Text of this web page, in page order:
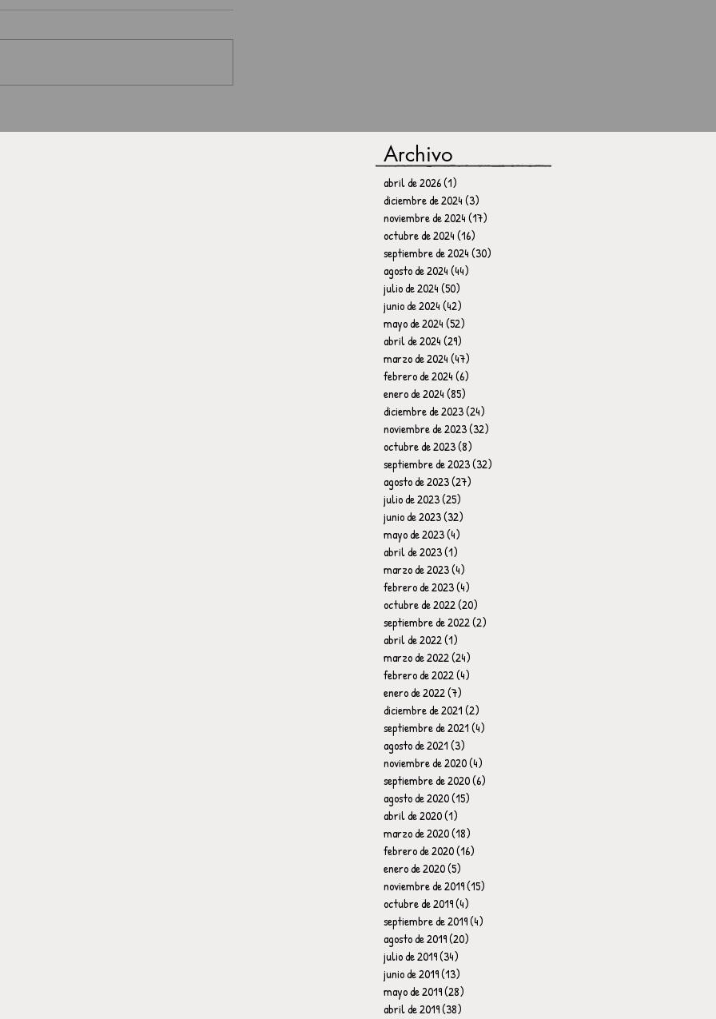
Archivo
abril de 2026(1)
diciembre de 2024(3)
noviembre de 2024(17)
octubre de 2024(16)
septiembre de 2024(30)
agosto de 2024(44)
julio de 2024(50)
junio de 2024(42)
mayo de 2024(52)
abril de 2024(29)
marzo de 2024(47)
febrero de 2024(6)
enero de 2024(85)
diciembre de 2023(24)
noviembre de 2023(32)
octubre de 2023(8)
septiembre de 2023(32)
agosto de 2023(27)
julio de 2023(25)
junio de 2023(32)
mayo de 2023(4)
abril de 2023(1)
marzo de 2023(4)
febrero de 2023(4)
octubre de 2022(20)
septiembre de 2022(2)
abril de 2022(1)
marzo de 2022(24)
febrero de 2022(4)
enero de 2022(7)
diciembre de 2021(2)
septiembre de 2021(4)
agosto de 2021(3)
noviembre de 2020(4)
septiembre de 2020(6)
agosto de 2020(15)
abril de 2020(1)
marzo de 2020(18)
febrero de 2020(16)
enero de 2020(5)
noviembre de 2019(15)
octubre de 2019(4)
septiembre de 2019(4)
agosto de 2019(20)
julio de 2019(34)
junio de 2019(13)
mayo de 2019(28)
abril de 2019(38)